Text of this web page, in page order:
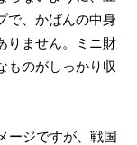
で、かばんの中身
りません。ミニ財
ものがしっかり収
ージですが、戦国